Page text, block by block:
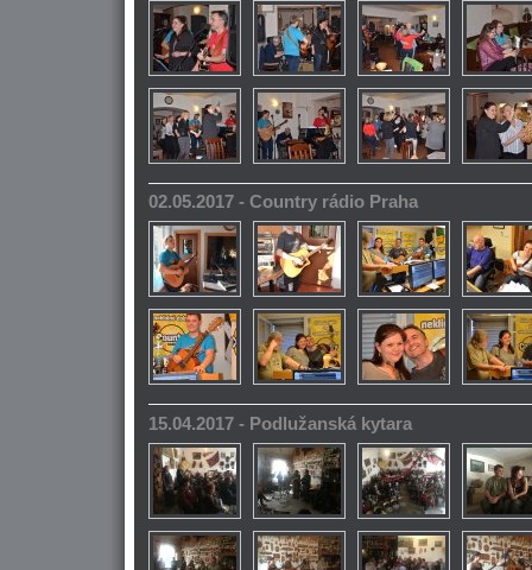
02.05.2017 - Country rádio Praha
15.04.2017 - Podlužanská kytara